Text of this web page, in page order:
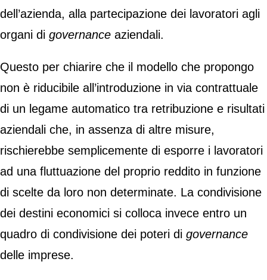
dell’azienda, alla partecipazione dei lavoratori agli
organi di governance aziendali.
Questo per chiarire che il modello che propongo
non è riducibile all’introduzione in via contrattuale
di un legame automatico tra retribuzione e risultati
aziendali che, in assenza di altre misure,
rischierebbe semplicemente di esporre i lavoratori
ad una fluttuazione del proprio reddito in funzione
di scelte da loro non determinate. La condivisione
dei destini economici si colloca invece entro un
quadro di condivisione dei poteri di governance
delle imprese.